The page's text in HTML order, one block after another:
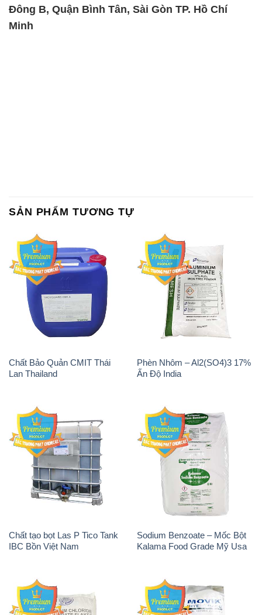
Đông B, Quận Bình Tân, Sài Gòn TP. Hồ Chí
Minh
SẢN PHẨM TƯƠNG TỰ
Chất Bảo Quản CMIT Thái
Lan Thailand
Phèn Nhôm – Al2(SO4)3 17%
Ấn Độ India
Chất tạo bọt Las P Tico Tank
IBC Bồn Việt Nam
Sodium Benzoate – Mốc Bột
Kalama Food Grade Mỹ Usa